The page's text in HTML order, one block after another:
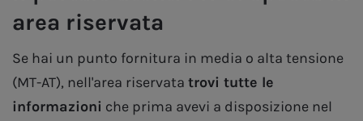
area riservata
Se hai un punto fornitura in media o alta tensione
(MT-AT), nell'area riservata trovi tutte le
informazioni che prima avevi a disposizione nel